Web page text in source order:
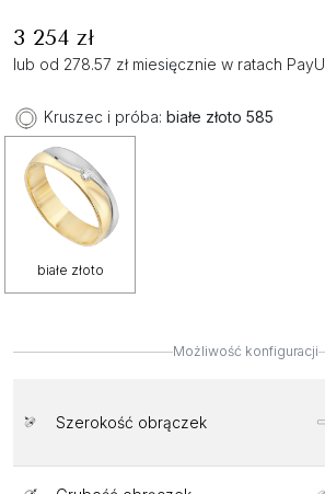
3 254 zł
lub od 278.57 zł miesięcznie w ratach PayU
Kruszec i próba: białe złoto 585
białe złoto
Możliwość konfiguracji
Szerokość obrączek